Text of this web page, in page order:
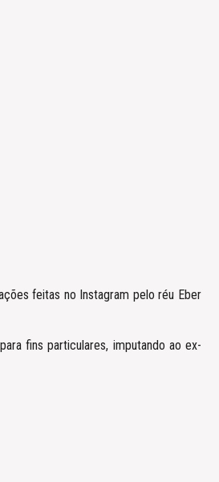
feitas no Instagram pelo réu Eber
fins particulares, imputando ao ex-